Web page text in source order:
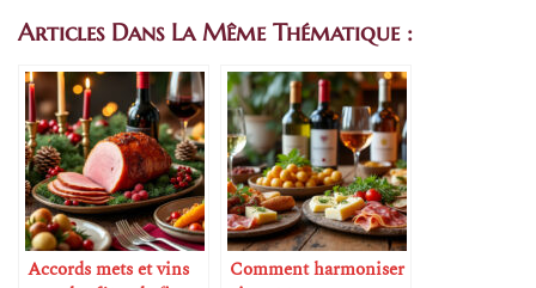
Articles Dans La Même Thématique :
Accords mets et vins
Comment harmoniser